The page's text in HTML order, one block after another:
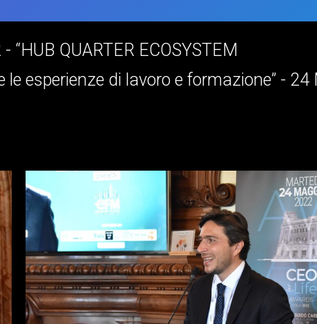
“HUB QUARTER ECOSYSTEM
esperienze di lavoro e formazione” - 24